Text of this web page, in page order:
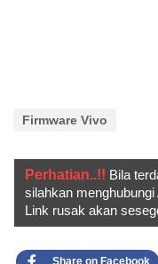
Firmware Vivo
Perhatian..!! Bila
silahkan
Link rusak akan
Share on Facebook